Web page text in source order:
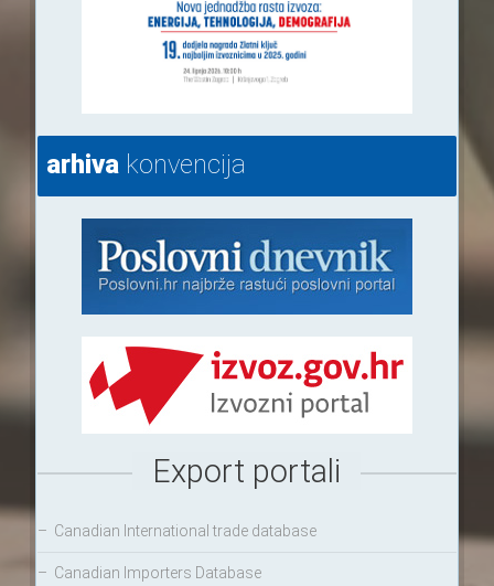
arhivakonvencija
Export portali
– Canadian International trade database
– Canadian Importers Database